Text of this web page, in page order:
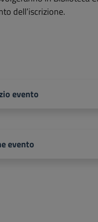
dell’iscrizione.
evento
evento